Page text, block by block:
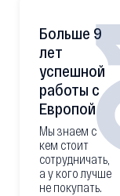
Больше 9
лет
успешной
работы с
Европой
Мы знаем с
кем стоит
сотрудничать,
а у кого лучше
не покупать.